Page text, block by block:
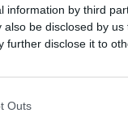
by third
be disclosed by
further disclose it to
Outs